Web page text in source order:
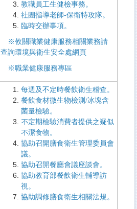
教職員工生健檢事務。
社團指導老師-保衛特攻隊。
臨時交辦事項。
※攸關職業健康服務相關業務請
查詢環境與衛生安全處網頁
※職業健康服務專區
每週及不定時餐飲衛生稽查。
餐飲食材微生物檢測 /冰塊含
菌量檢驗。
不定期檢驗消費者提供之疑似
不潔食物。
協助召開膳食衛生管理委員會
議。
協助召開餐廳會議座談會。
協助教育部餐飲衛生輔導訪
視。
協助調修膳食衛生相關法規。